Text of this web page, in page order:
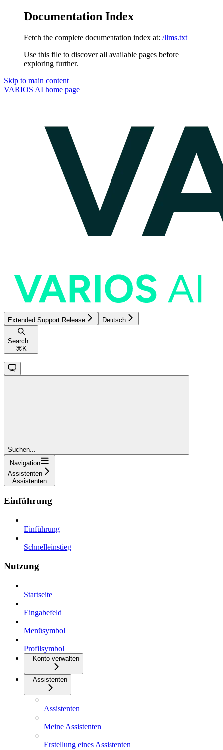
Documentation Index
Fetch the complete documentation index at: /llms.txt
Use this file to discover all available pages before
exploring further.
Skip to main content
VARIOS AI home page
Extended Support Release Deutsch
Search...
⌘ K
Suchen...
Navigation
Assistenten
Assistenten
Einführung
Einführung
Schnelleinstieg
Nutzung
Startseite
Eingabefeld
Menüsymbol
Profilsymbol
Konto verwalten
Assistenten
Assistenten
Meine Assistenten
Erstellung eines Assistenten